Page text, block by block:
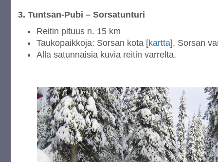
3. Tuntsan-Pubi – Sorsatunturi
Reitin pituus n. 15 km
Taukopaikkoja: Sorsan kota [kartta], Sorsan
Alla satunnaisia kuvia reitin varrelta.